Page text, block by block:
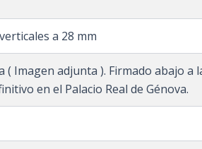
a 28 mm
( Imagen adjunta ). Firmado abajo a
en el Palacio Real de Génova.